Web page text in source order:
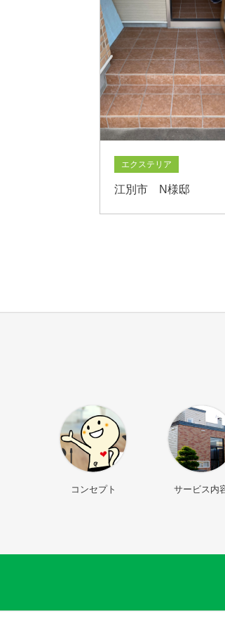
エクステリア
江別市 N様邸
コンセプト サービス内